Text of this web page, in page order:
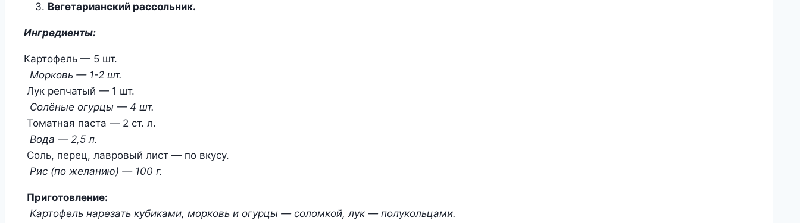
Вегетарианский рассольник.
Ингредиенты:
Картофель — 5 шт.
Морковь — 1-2 шт.
Лук репчатый — 1 шт.
Солёные огурцы — 4 шт.
Томатная паста — 2 ст. л.
Вода — 2,5 л.
Соль, перец, лавровый лист — по вкусу.
Рис (по желанию) — 100 г.
Приготовление:
Картофель нарезать кубиками, морковь и огурцы — соломкой, лук — полукольцами.